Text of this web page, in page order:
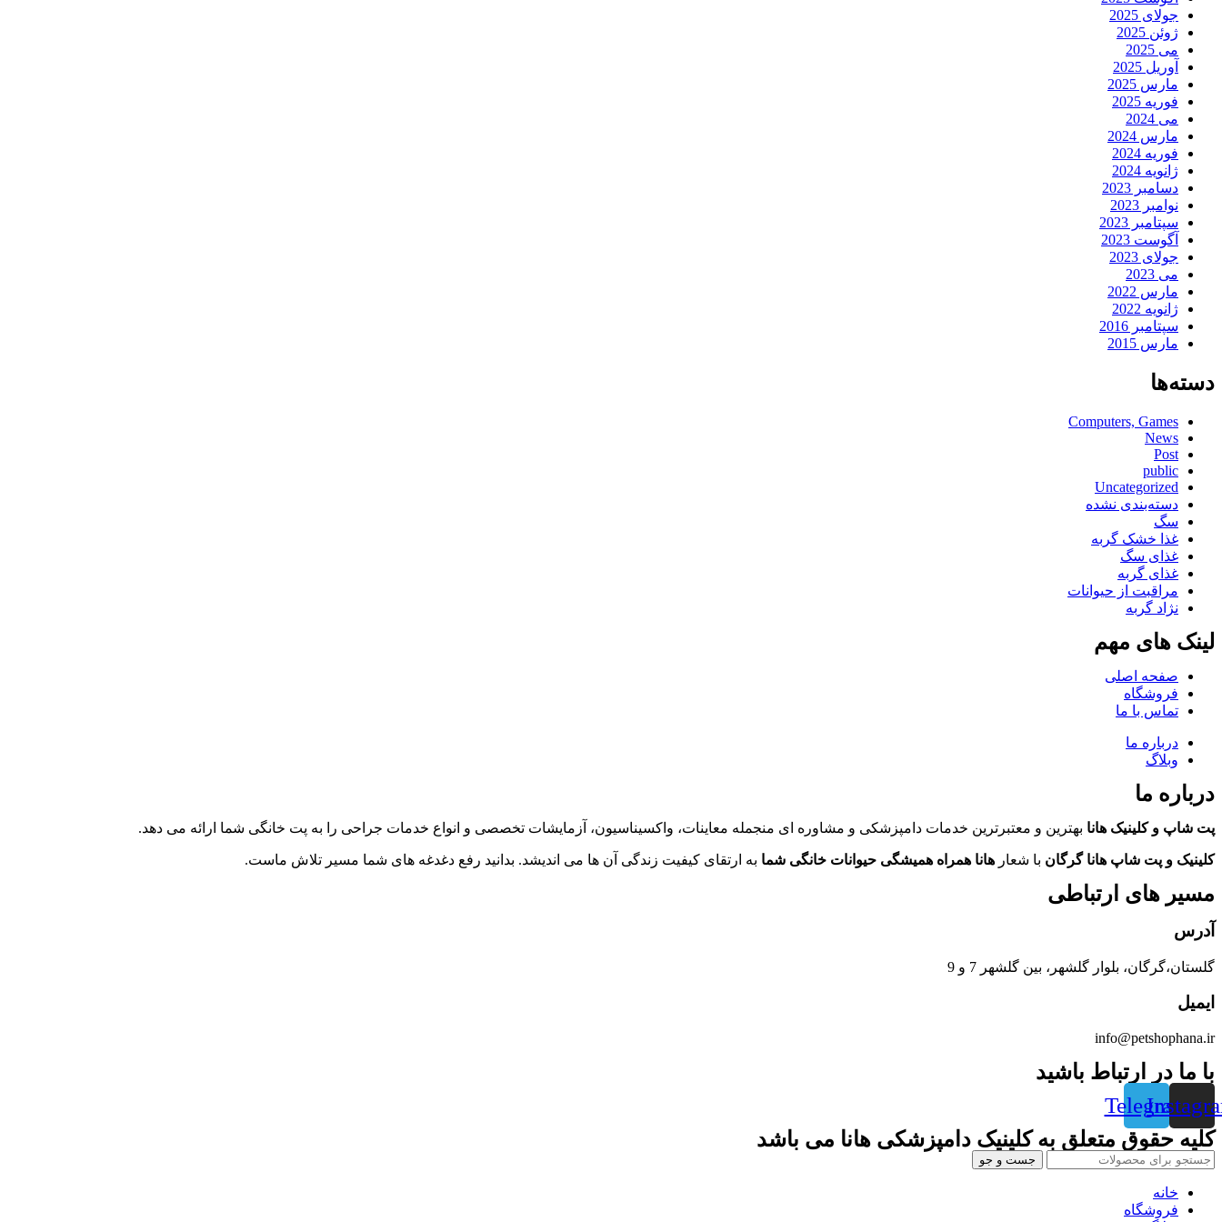
جولای 2025
ژوئن 2025
می 2025
آوریل 2025
مارس 2025
فوریه 2025
می 2024
مارس 2024
فوریه 2024
ژانویه 2024
دسامبر 2023
نوامبر 2023
سپتامبر 2023
آگوست 2023
جولای 2023
می 2023
مارس 2022
ژانویه 2022
سپتامبر 2016
مارس 2015
دسته‌ها
Computers, Games
News
Post
public
Uncategorized
دسته‌بندی نشده
سگ
غذا خشک گربه
غذای سگ
غذای گربه
مراقبت از حیوانات
نژاد گربه
لینک های مهم
صفحه اصلی
فروشگاه
تماس با ما
درباره ما
وبلاگ
درباره ما
پت شاپ و کلینیک هانا بهترین و معتبرترین خدمات دامپزشکی و مشاوره ای منجمله معاینات، واکسیناسیون، آزمایشات تخصصی و انواع خدمات جراحی را به پت خانگی شما ارائه می دهد.
کلینیک و پت شاپ هانا گرگان با شعار هانا همراه همیشگی حیوانات خانگی شما به ارتقای کیفیت زندگی آن ها می اندیشد. بدانید رفع دغدغه های شما مسیر تلاش ماست.
مسیر های ارتباطی
آدرس
گلستان،گرگان، بلوار گلشهر، بین گلشهر 7 و 9
ایمیل
info@petshophana.ir
با ما در ارتباط باشید
Telegram
کلیه حقوق متعلق به کلینیک دامپزشکی هانا می باشد
جست و جو
خانه
فروشگاه